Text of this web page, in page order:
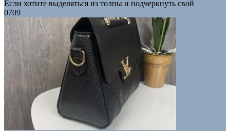
Если хотите выделяться из толпы и подчеркнуть свой
0709